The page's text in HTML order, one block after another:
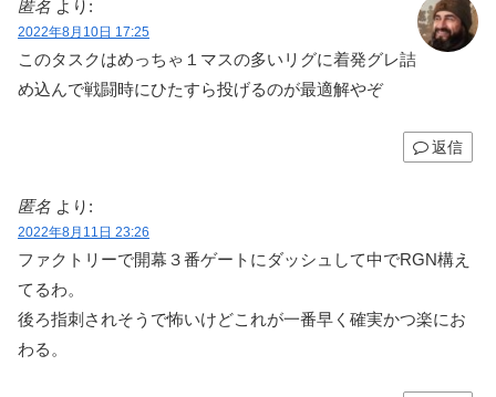
匿名 より:
2022年8月10日 17:25
このタスクはめっちゃ１マスの多いリグに着発グレ詰
め込んで戦闘時にひたすら投げるのが最適解やぞ
返信
匿名 より:
2022年8月11日 23:26
ファクトリーで開幕３番ゲートにダッシュして中でRGN構え
てるわ。
後ろ指刺されそうで怖いけどこれが一番早く確実かつ楽にお
わる。